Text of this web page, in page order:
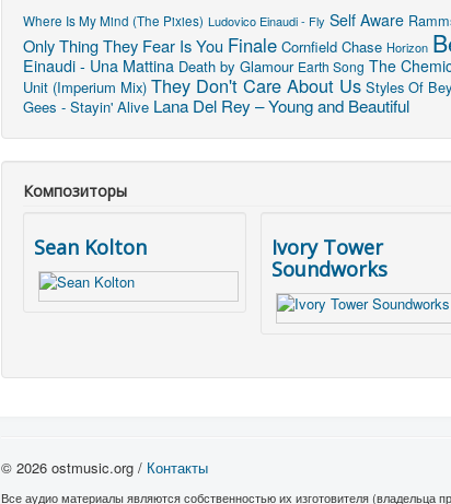
Where Is My Mind (The Pixies) Ludovico Einaudi - Fly Self Aware
Only Thing They Fear Is You Finale Cornfield Chase Horizon
Einaudi - Una Mattina Death by Glamour Earth Song The
Unit (Imperium Mix) They Don't Care About Us Styles Of
Gees - Stayin' Alive Lana Del Rey – Young and Beautiful
Композиторы
Sean Kolton
Ivory Tower
Soundworks
© 2026 ostmusic.org / Контакты
Все аудио материалы являются собственностью их изготовителя